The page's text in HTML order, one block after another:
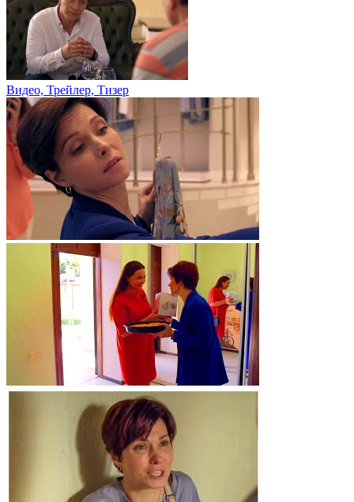
Видео, Трейлер, Тизер